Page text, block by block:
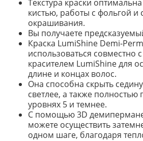
Текстура краски
кистью, работы с фольгой и
окрашивания.
Вы получаете
Краска LumiShine Demi-
использоваться совместно
красителем LumiShine для
длине и концах волос.
Она способна скрыть
светлее, а также полностью
уровнях 5 и темнее.
С помощью 3D
можете осуществить
одном шаге, благодаря